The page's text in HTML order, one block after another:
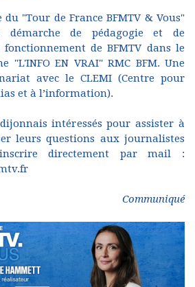
"Tour de France BFMTV & Vous"
démarche de pédagogie et de
de BFMTV dans le
"L'INFO EN VRAI" RMC BFM. Une
avec le CLEMI (Centre pour
et à l’information).
intéressés pour assister à
leurs questions aux journalistes
directement par mail :
Communiqué